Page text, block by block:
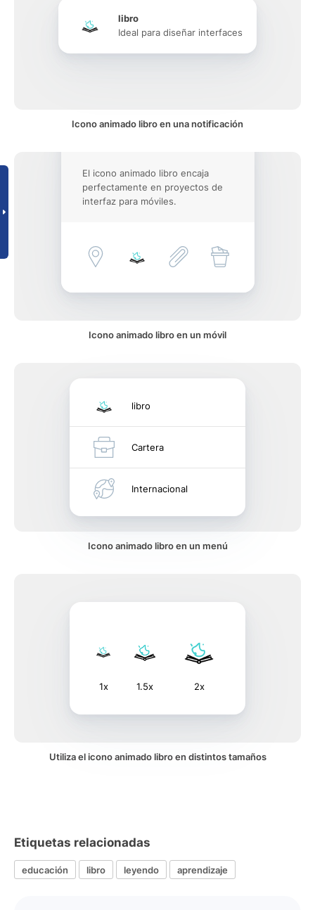
libro
Ideal para diseñar interfaces
Icono animado libro en una notificación
El icono animado libro encaja
perfectamente en proyectos de
interfaz para móviles.
Icono animado libro en un móvil
libro
Cartera
Internacional
Icono animado libro en un menú
1x 1.5x 2x
Utiliza el icono animado libro en distintos tamaños
Etiquetas relacionadas
educación libro leyendo aprendizaje